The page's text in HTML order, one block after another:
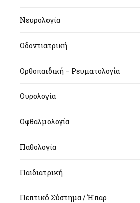
Νευρολογία
Οδοντιατρική
Ορθοπαιδική – Ρευματολογία
Ουρολογία
Οφθαλμολογία
Παθολογία
Παιδιατρική
Πεπτικό Σύστημα / Ήπαρ